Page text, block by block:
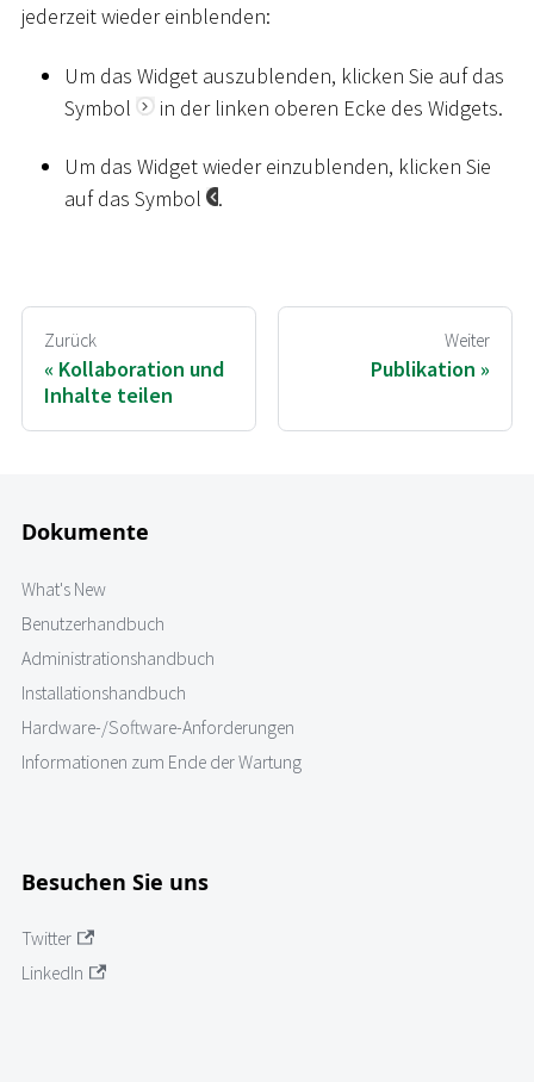
jederzeit wieder einblenden:
Um das Widget auszublenden, klicken Sie auf das
Symbol
in der linken oberen Ecke des Widgets.
Um das Widget wieder einzublenden, klicken Sie
auf das Symbol
.
Zurück
Kollaboration und
Inhalte teilen
Weiter
Publikation
Dokumente
What's New
Benutzerhandbuch
Administrationshandbuch
Installationshandbuch
Hardware-/Software-Anforderungen
Informationen zum Ende der Wartung
Besuchen Sie uns
Twitter
LinkedIn